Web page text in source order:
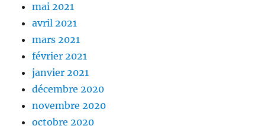
mai 2021
avril 2021
mars 2021
février 2021
janvier 2021
décembre 2020
novembre 2020
octobre 2020